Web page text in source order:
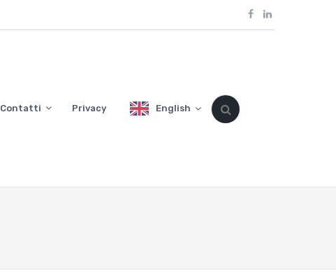
Contatti Privacy English